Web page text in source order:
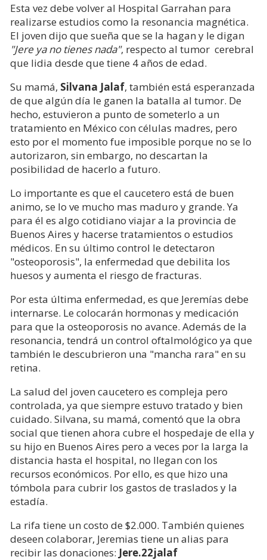
Esta vez debe volver al Hospital Garrahan para
realizarse estudios como la resonancia magnética.
El joven dijo que sueña que se la hagan y le digan
"Jere ya no tienes nada", respecto al tumor cerebral
que lidia desde que tiene 4 años de edad.
Su mamá, Silvana Jalaf, también está esperanzada
de que algún día le ganen la batalla al tumor. De
hecho, estuvieron a punto de someterlo a un
tratamiento en México con células madres, pero
esto por el momento fue imposible porque no se lo
autorizaron, sin embargo, no descartan la
posibilidad de hacerlo a futuro.
Lo importante es que el caucetero está de buen
animo, se lo ve mucho mas maduro y grande. Ya
para él es algo cotidiano viajar a la provincia de
Buenos Aires y hacerse tratamientos o estudios
médicos. En su último control le detectaron
"osteoporosis", la enfermedad que debilita los
huesos y aumenta el riesgo de fracturas.
Por esta última enfermedad, es que Jeremías debe
internarse. Le colocarán hormonas y medicación
para que la osteoporosis no avance. Además de la
resonancia, tendrá un control oftalmológico ya que
también le descubrieron una "mancha rara" en su
retina.
La salud del joven caucetero es compleja pero
controlada, ya que siempre estuvo tratado y bien
cuidado. Silvana, su mamá, comentó que la obra
social que tienen ahora cubre el hospedaje de ella y
su hijo en Buenos Aires pero a veces por la larga la
distancia hasta el hospital, no llegan con los
recursos económicos. Por ello, es que hizo una
tómbola para cubrir los gastos de traslados y la
estadía.
La rifa tiene un costo de $2.000. También quienes
deseen colaborar, Jeremias tiene un alias para
recibir las donaciones: Jere.22jalaf